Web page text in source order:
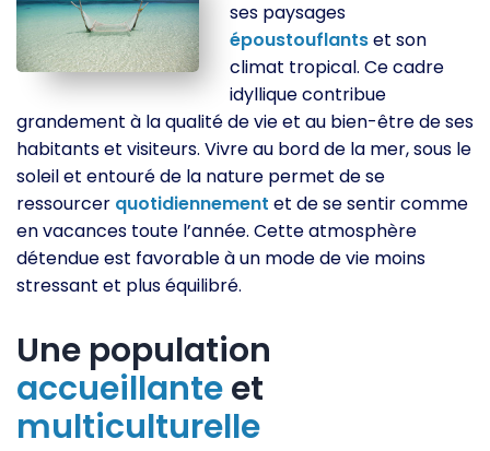
ses paysages
époustouflantset son
climat tropical. Ce cadre
idyllique contribue
grandement à la qualité de vie et au bien-être de ses
habitants et visiteurs. Vivre au bord de la mer, sous le
soleil et entouré de la nature permet de se
ressourcer quotidiennement et de se sentir comme
en vacances toute l’année. Cette atmosphère
détendue est favorable à un mode de vie moins
stressant et plus équilibré.
Une population
accueillanteet
multiculturelle